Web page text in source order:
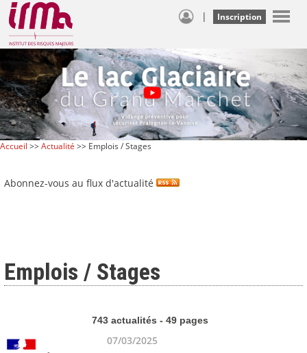
| Inscription
Accueil >>Actualité >> Emplois / Stages
Abonnez-vous au flux d'actualité
Emplois / Stages
743 actualités - 49 pages
07/03/2025